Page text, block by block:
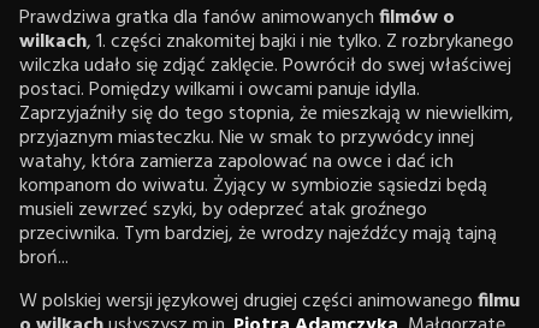
Prawdziwa gratka dla fanów animowanychfilmów o
wilkach, 1. części znakomitej bajki i nie tylko. Z rozbrykanego
wilczka udało się zdjąć zaklęcie. Powrócił do swej właściwej
postaci. Pomiędzy wilkami i owcami panuje idylla.
Zaprzyjaźniły się do tego stopnia, że mieszkają w niewielkim,
przyjaznym miasteczku. Nie w smak to przywódcy innej
watahy, która zamierza zapolować na owce i dać ich
kompanom do wiwatu. Żyjący w symbiozie sąsiedzi będą
musieli zewrzeć szyki, by odeprzeć atak groźnego
przeciwnika. Tym bardziej, że wrodzy najeźdźcy mają tajną
broń...
W polskiej wersji językowej drugiej części animowanegofilmu